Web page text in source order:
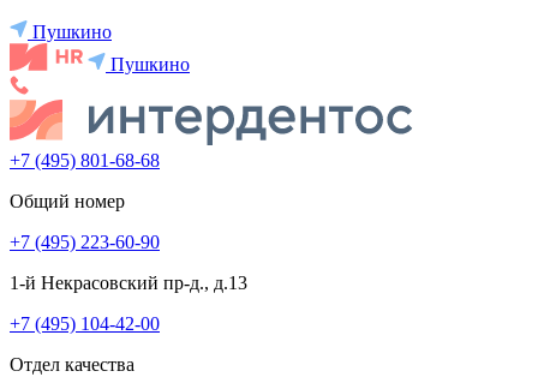
Пушкино
Пушкино
+7 (495) 801-68-68
Общий номер
+7 (495) 223-60-90
1-й Некрасовский пр-д., д.13
+7 (495) 104-42-00
Отдел качества